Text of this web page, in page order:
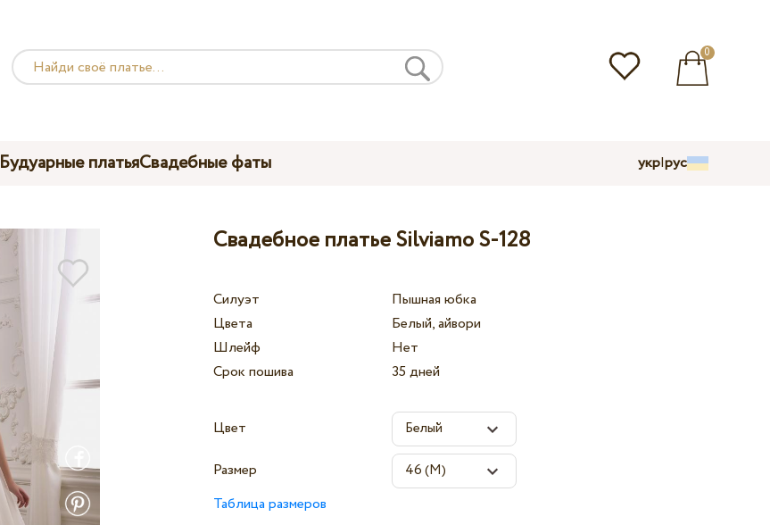
0
Будуарные платьяСвадебные фаты укр|рус
Свадебное платье Silviamo S-128
Силуэт
Пышная юбка
Цвета
Белый, айвори
Шлейф
Нет
Срок пошива
35 дней
Цвет
Размер
Таблица размеров